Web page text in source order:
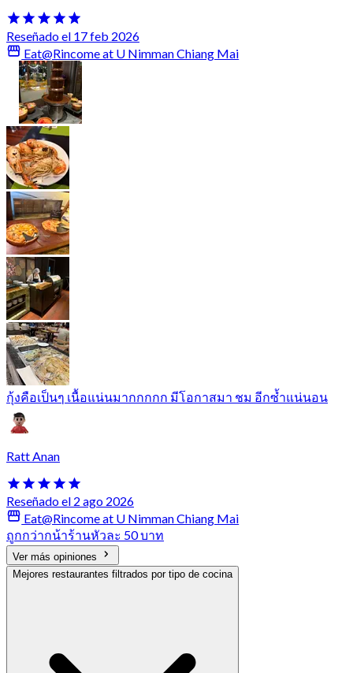
Reseñado el 17 feb 2026
Eat@Rincome at U Nimman Chiang Mai
กุ้งคือเป็นๆ เนื้อแน่นมากกกกก มีโอกาสมา ชม อีกซ้ำแน่นอน
Ratt Anan
Reseñado el 2 ago 2026
Eat@Rincome at U Nimman Chiang Mai
ถูกกว่ากน้าร้านหัวละ 50 บาท
Ver más opiniones
Mejores restaurantes filtrados por tipo de cocina